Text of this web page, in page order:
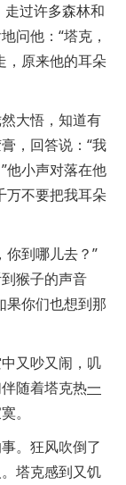
过许多森林和
问他：“塔克，
，原来他的耳朵
大悟，知道有
，回答说：“我
他小声对落在他
万不要把我耳朵
你到哪儿去？”
猴子的声音
果你们也想到那
又吵又闹，叽
随着塔克热一
。
。狂风吹倒了
塔克感到又饥